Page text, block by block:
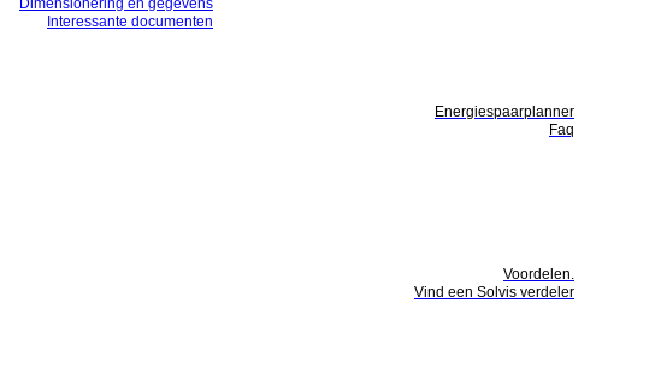
Dimensionering en gegevens
Interessante documenten
Energiespaarplanner
Faq
Voordelen.
Vind een Solvis verdeler